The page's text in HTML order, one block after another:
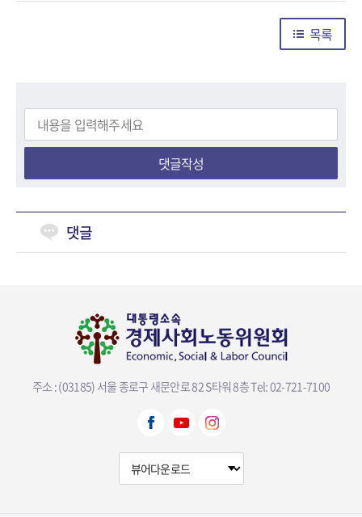
목록
댓글작성
댓글
주소 : (03185) 서울 종로구 새문안로 82 S타워 8층Tel: 02-721-7100
뷰어다운로드 선택